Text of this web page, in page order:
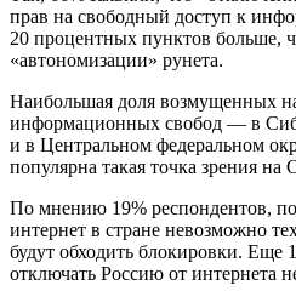
прав на свободный доступ к
20 процентных пунктов больше,
«автономизации» рунета.
Наибольшая доля возмущенных
информационных свобод — в
и в Центральном федеральном
популярна такая точка зрения на
По мнению 19% респондентов,
интернет в стране невозможно
будут обходить блокировки. Еще
отключать Россию от интернета